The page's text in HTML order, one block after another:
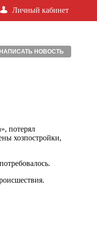
Личный кабинет
НАПИСАТЬ НОВОСТЬ
потерял
хозпостройки,